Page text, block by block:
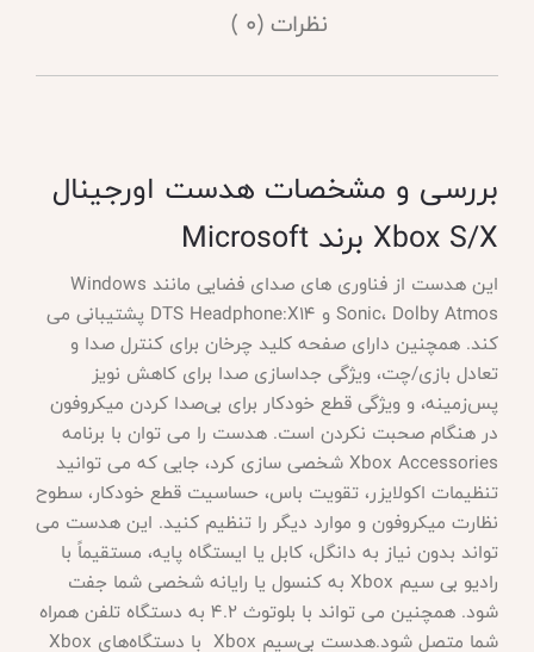
نظرات (0 )
بررسی و مشخصات هدست اورجینال
Xbox S/X برند Microsoft
این هدست از فناوری های صدای فضایی مانند Windows
Sonic، Dolby Atmos و DTS Headphone:X14 پشتیبانی می
کند. همچنین دارای صفحه کلید چرخان برای کنترل صدا و
تعادل بازی/چت، ویژگی جداسازی صدا برای کاهش نویز
پس‌زمینه، و ویژگی قطع خودکار برای بی‌صدا کردن میکروفون
در هنگام صحبت نکردن است. هدست را می توان با برنامه
Xbox Accessories شخصی سازی کرد، جایی که می توانید
تنظیمات اکولایزر، تقویت باس، حساسیت قطع خودکار، سطوح
نظارت میکروفون و موارد دیگر را تنظیم کنید. این هدست می
تواند بدون نیاز به دانگل، کابل یا ایستگاه پایه، مستقیماً با
رادیو بی سیم Xbox به کنسول یا رایانه شخصی شما جفت
شود. همچنین می تواند با بلوتوث 4.2 به دستگاه تلفن همراه
شما متصل شود.هدست بی‌سیم Xbox با دستگاه‌های Xbox